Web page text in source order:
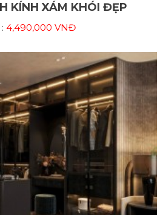
KÍNH XÁM KHÓI ĐẸP
4,490,000 VNĐ